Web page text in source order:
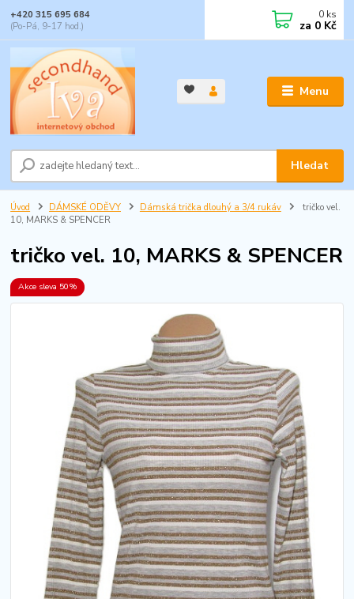
Menu
Hledat
+420 315 695 684
(Po-Pá, 9-17 hod.)
0 ks
za 0 Kč
Úvod DÁMSKÉ ODĚVY Dámská trička dlouhý a 3/4 rukáv
tričko vel.
10, MARKS & SPENCER
tričko vel. 10, MARKS & SPENCER
Akce sleva 50%